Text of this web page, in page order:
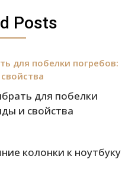
Posts
для побелки
и свойства
колонки к ноутбуку